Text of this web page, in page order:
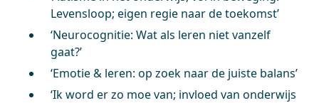
Levensloop; eigen regie naar de toekomst’
‘Neurocognitie: Wat als leren niet vanzelf
gaat?’
‘Emotie & leren: op zoek naar de juiste balans’
‘Ik word er zo moe van; invloed van onderwijs